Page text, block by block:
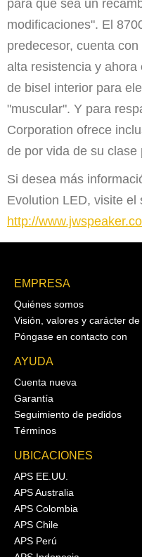
para que sea un
modificaciones". El
predecesor, cuenta
alta resistencia y
de bisel interior para
"muscular". Y para
Corporation ofrece
de por vida de su clase
Si desea más
Evolution LED, visite el
http://
EMPRESA
Quiénes somos
Visión, valores y carácter de
Póngase en contacto con
AYUDA
Cuenta nueva
Garantía
Seguimiento de pedidos
Términos
UBICACIONES
APS EE.UU.
APS Australia
APS Colombia
APS Chile
APS Perú